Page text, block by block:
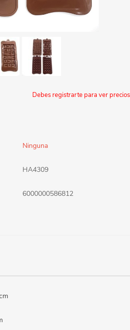
Debes registrarte para ver precios
Ninguna
HA4309
6000000586812